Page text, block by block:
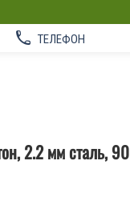
ТЕЛЕФОН
2.2 мм сталь, 90